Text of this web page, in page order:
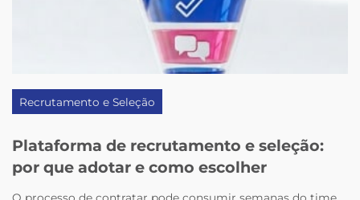
Recrutamento e Seleção
Plataforma de recrutamento e seleção:
por que adotar e como escolher